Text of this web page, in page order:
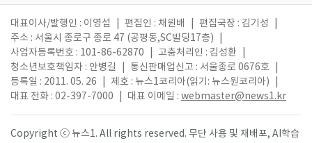
대표이사/발행인 : 이영섭 편집인 : 채원배 편집국장 : 김기성
주소 : 서울시 종로구 종로 47 (공평동,SC빌딩17층)
사업자등록번호 : 101-86-62870
고충처리인 : 김성환
청소년보호책임자 : 안병길
통신판매업신고 : 서울종로 0676호
등록일 : 2011. 05. 26
제호 : 뉴스1코리아(읽기: 뉴스원코리아)
대표 전화 : 02-397-7000
대표 이메일 : webmaster@news1.kr
Copyright ⓒ 뉴스1. All rights reserved. 무단 사용 및 재배포, AI학습